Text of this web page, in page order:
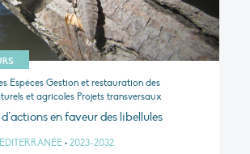
Espèces Gestion et restauration des
et agricoles Projets transversaux
en faveur des libellules
• 2023-2032